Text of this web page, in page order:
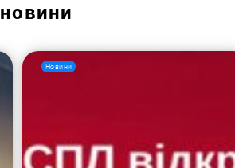
новини
Новини